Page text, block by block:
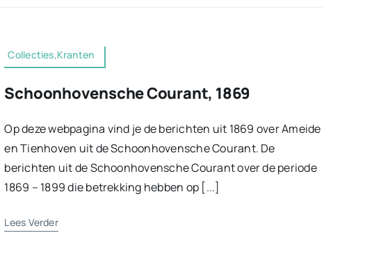
Collecties,Kranten
Schoonhovensche Courant, 1869
Op deze webpagina vind je de berichten uit 1869 over Ameide
en Tienhoven uit de Schoonhovensche Courant. De
berichten uit de Schoonhovensche Courant over de periode
1869 – 1899 die betrekking hebben op [...]
Lees Verder